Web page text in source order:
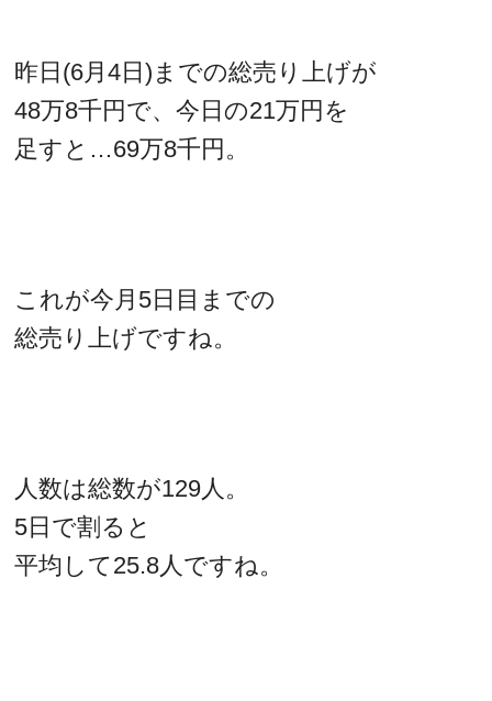
昨日(6月4日)までの総売り上げが
48万8千円で、今日の21万円を
足すと…69万8千円。
これが今月5日目までの
総売り上げですね。
人数は総数が129人。
5日で割ると
平均して25.8人ですね。